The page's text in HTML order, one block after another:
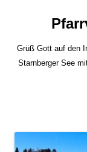
Grüß Gott auf den
Starnberger See